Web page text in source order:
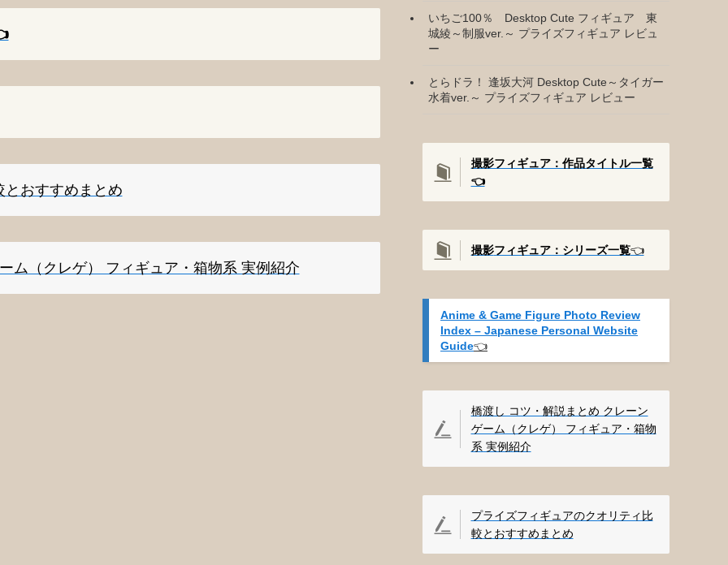
とおすすめまとめ
ム（クレゲ） フィギュア・箱物系 実例紹介
いちご100％ Desktop Cute フィギュア 東
城綾～制服ver.～ プライズフィギュア レビュ
ー
とらドラ！ 逢坂大河 Desktop Cute～タイガー
水着ver.～ プライズフィギュア レビュー
撮影フィギュア：作品タイトル一覧
👈️
撮影フィギュア：シリーズ一覧👈️
Anime & Game Figure Photo Review
Index – Japanese Personal Website
Guide👈️
橋渡し コツ・解説まとめ クレーン
ゲーム（クレゲ） フィギュア・箱物
系 実例紹介
プライズフィギュアのクオリティ比
較とおすすめまとめ